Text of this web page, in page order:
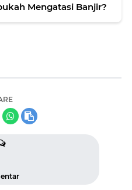
Mengatasi Banjir?